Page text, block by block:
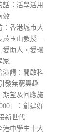
話：活學活用
效
：香港城市大
黃玉山教授──
愛助人‧愛環
家
演講：開啟科
發無窮興趣
期望及回應施
」：創建好
新世代
港中學生十大